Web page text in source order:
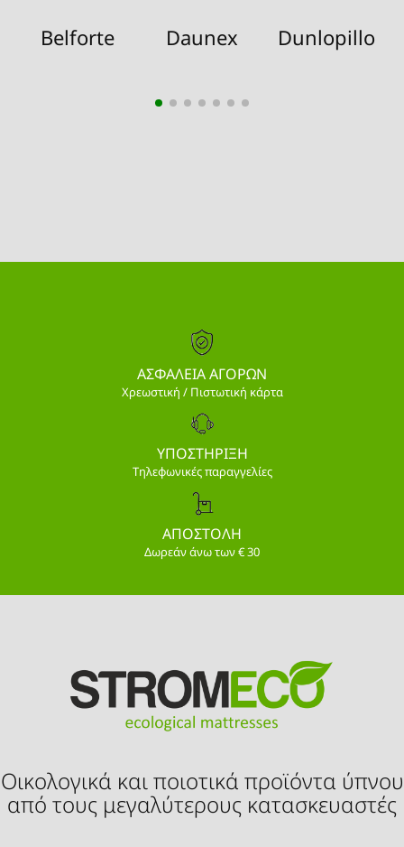
Belforte Daunex Dunlopillo
ΑΣΦΑΛΕΙΑ ΑΓΟΡΩΝ
Χρεωστική / Πιστωτική κάρτα
ΥΠΟΣΤΗΡΙΞΗ
Τηλεφωνικές παραγγελίες
ΑΠΟΣΤΟΛΗ
Δωρεάν άνω των € 30
Οικολογικά και ποιοτικά προϊόντα ύπνου
από τους μεγαλύτερους κατασκευαστές